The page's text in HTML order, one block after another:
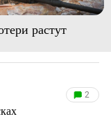
растут
2